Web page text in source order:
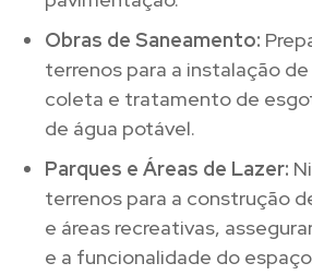
Obras de Saneamento:
terrenos para a instalação
coleta e tratamento de
de água potável.
Parques e Áreas de Lazer:
terrenos para a construção
e áreas recreativas,
e a funcionalidade do